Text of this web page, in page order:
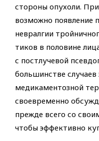
стороны опухоли.
возможно появление
невралгии
тиков в половине
с постлучевой
большинстве
медикаментозной
своевременно
прежде всего со
чтобы эффективно